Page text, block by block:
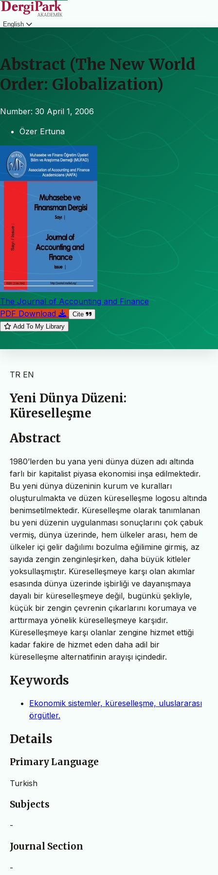
English
Abstract (The New World
Order: Globalization)
Number: 30 April 1, 2006
Özer Ertuna
The Journal of Accounting and Finance
PDF Download
Cite
Add To My Library
TR EN
Yeni Dünya Düzeni:
Küreselleşme
Abstract
1980’lerden bu yana yeni dünya düzen adı altında
farlı bir kapitalist piyasa ekonomisi inşa edilmektedir.
Bu yeni dünya düzeninin kurum ve kuralları
oluşturulmakta ve düzen küreselleşme logosu altında
benimsetilmektedir. Küreselleşme olarak tanımlanan
bu yeni düzenin uygulanması sonuçlarını çok çabuk
vermiş, dünya üzerinde, hem ülkeler arası, hem de
ülkeler içi gelir dağılımı bozulma eğilimine girmiş, az
sayıda zengin zenginleşirken, daha büyük kitleler
yoksullaşmıştır. Küreselleşmeye karşı olan akımlar
esasında dünya üzerinde işbirliği ve dayanışmaya
dayalı bir küreselleşmeye değil, bugünkü şekliyle,
küçük bir zengin çevrenin çıkarlarını korumaya ve
arttırmaya yönelik küreselleşmeye karşıdır.
Küreselleşmeye karşı olanlar zengine hizmet ettiği
kadar fakire de hizmet eden daha adil bir
küreselleşme alternatifinin arayışı içindedir.
Keywords
Ekonomik sistemler, küreselleşme, uluslararası
örgütler.
Details
Primary Language
Turkish
Subjects
-
Journal Section
-